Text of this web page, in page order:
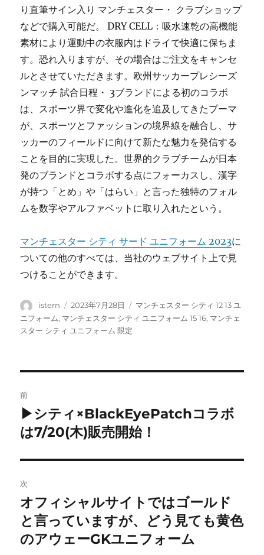
り直筆サイン入り マンチェスター・ クラブショップ
などで購入可能だ。 DRY CELL：吸水速乾の高機能
素材により運動中の衣服内はドライで快適に保ちま
す。恐れ入りますが、その場合はご注文をキャンセ
ルとさせていただきます。欧州サッカープレシーズ
ンマッチ 試合日程・ 3ブランドによる初のコラボ
は、スポーツ界で変化や進化を追及してきたプーマ
が、スポーツとファッションの境界線を融合し、サ
ッカーのフィールドに向けて新たな魅力を発信する
ことを目的に実現した。世界的クラブチームが日本
発のブランドとコラボする点にフォーカスし、漢字
が持つ「とめ」や「はらい」と言った独特のフォル
ムを数字やアルファベットに取り入れたという。
マンチェスター シティ サード ユニフォーム 2023に
ついての他のすべては、当社のウェブサイト上で見
つけることができます。
投
稿
者
istern
投
稿
日:
2023年7月28日
タ
グ
マンチェスター シティ 12 13 ユ
ニフォーム, マンチェスター シティ ユニフォーム 15 16, マンチェ
スター シティ ユニフォーム 限定
稿
ナ
ビ
ゲ
ー
シ
前
前
の
稿:
▶シティ×BlackEyePatchコラボ
は7/20(木)販売開始！
次
次
の
投
オフィシャルサイトではゴールド
と言っていますが、どう見ても黄色
のアウェーGKユニフォーム